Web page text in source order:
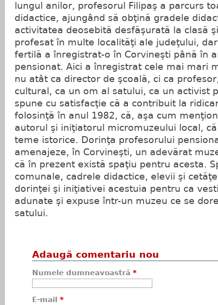
lungul anilor, profesorul Filipaş a parcurs
didactice, ajungând să obţină gradele
activitatea deosebită desfăşurată la clasă
profesat în multe localităţi ale judeţului,
fertilă a înregistrat-o în Corvineşti până în
pensionat. Aici a înregistrat cele mai mari
nu atât ca director de şcoală, ci ca
cultural, ca un om al satului, ca un activist
spune cu satisfacţie că a contribuit la
folosinţă în anul 1982, că, aşa cum
autorul şi iniţiatorul micromuzeului local,
teme istorice. Dorinţa profesorului
amenajeze, în Corvineşti, un adevărat
că în prezent există spaţiu pentru acesta.
comunale, cadrele didactice, elevii şi
dorinţei şi iniţiativei acestuia pentru ca
adunate şi expuse într-un muzeu ce se
satului.
Adaugă comentariu nou
Numele dumneavoastră *
E-mail *